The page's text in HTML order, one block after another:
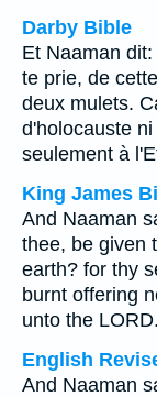
Darby Bible
Et Naaman
te prie, de
deux mulets.
d'holocauste
seulement à
King James
And Naaman
thee, be given
earth? for thy
burnt offering
unto the LORD.
English
And Naaman